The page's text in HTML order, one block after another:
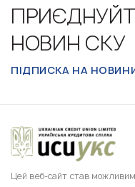
НОВИН СКУ
ПІДПИСКА НА
Цей веб-сайт став